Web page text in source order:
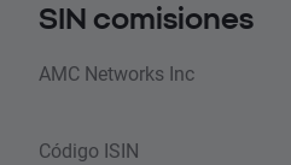
SIN comisiones
AMC Networks Inc
Código ISIN